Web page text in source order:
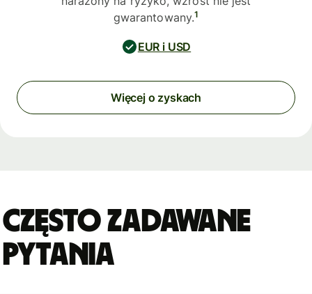
gwarantowany.1
EUR i USD
Więcej o zyskach
Często zadawane
pytania